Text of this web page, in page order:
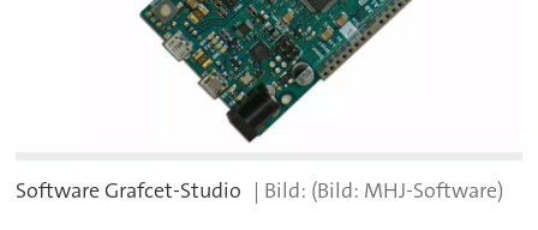
Software Grafcet-Studio (Bild: MHJ-Software)